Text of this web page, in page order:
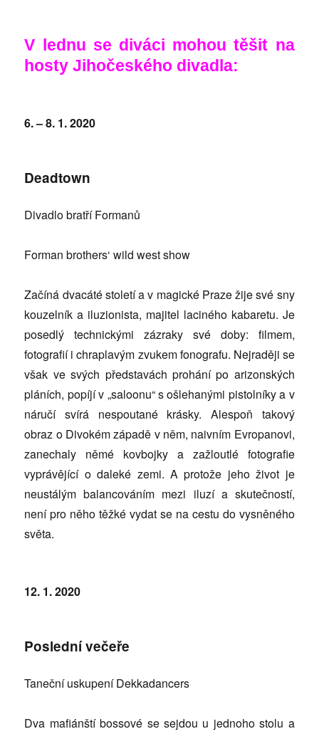
V lednu se diváci mohou těšit na
hosty Jihočeského divadla:
6. – 8. 1. 2020
Deadtown
Divadlo bratří Formanů
Forman brothers‘ wild west show
Začíná dvacáté století a v magické Praze žije své sny
kouzelník a iluzionista, majitel laciného kabaretu. Je
posedlý technickými zázraky své doby: filmem,
fotografií i chraplavým zvukem fonografu. Nejraději se
však ve svých představách prohání po arizonských
pláních, popíjí v „saloonu“ s ošlehanými pistolníky a v
náručí svírá nespoutané krásky. Alespoň takový
obraz o Divokém západě v něm, naivním Evropanovi,
zanechaly němé kovbojky a zažloutlé fotografie
vyprávějící o daleké zemi. A protože jeho život je
neustálým balancováním mezi iluzí a skutečností,
není pro něho těžké vydat se na cestu do vysněného
světa.
12. 1. 2020
Poslední večeře
Taneční uskupení Dekkadancers
Dva mafiánští bossové se sejdou u jednoho stolu a